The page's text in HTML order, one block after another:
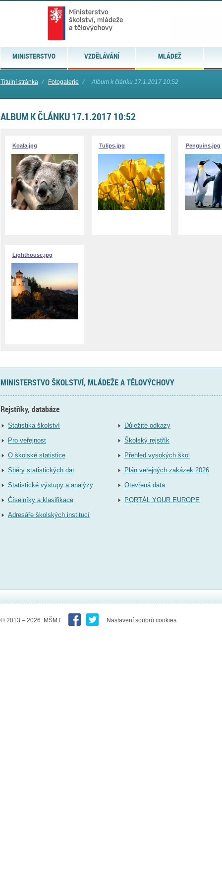
MINISTERSTVO VZDĚLÁVÁNÍ MLÁDEŽ
Titulní stránka ⁄ Fotogalerie ⁄ Album k článku 17.1.2017 10:52
ALBUM K ČLÁNKU 17.1.2017 10:52
Koala.jpg Tulips.jpg Penguins.jpg
Lighthouse.jpg
MINISTERSTVO ŠKOLSTVÍ, MLÁDEŽE A TĚLOVÝCHOVY
Rejstříky, databáze
Statistika školství
Pro veřejnost
O školské statistice
Sběry statistických dat
Statistické výstupy a analýzy
Číselníky a klasifikace
Adresáře školských institucí
Důležité odkazy
Školský rejstřík
Přehled vysokých škol
Plán veřejných zakázek 2026
Otevřená data
PORTÁL YOUR EUROPE
© 2013 – 2026 MŠMT Nastavení soubrů cookies